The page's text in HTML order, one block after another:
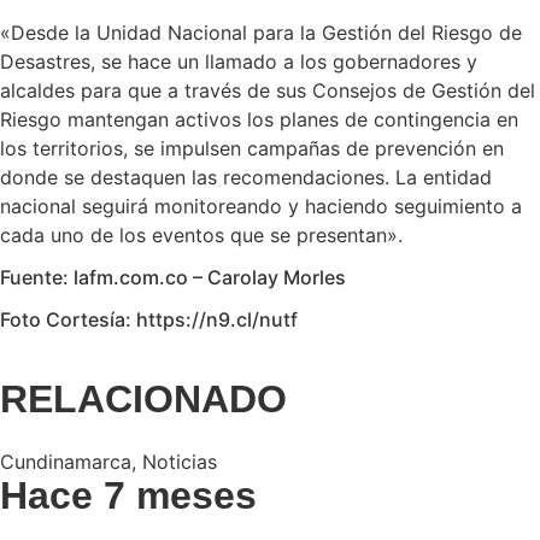
«Desde la Unidad Nacional para la Gestión del Riesgo de
Desastres, se hace un llamado a los gobernadores y
alcaldes para que a través de sus Consejos de Gestión del
Riesgo mantengan activos los planes de contingencia en
los territorios, se impulsen campañas de prevención en
donde se destaquen las recomendaciones. La entidad
nacional seguirá monitoreando y haciendo seguimiento a
cada uno de los eventos que se presentan».
Fuente: lafm.com.co – Carolay Morles
Foto Cortesía: https://n9.cl/nutf
RELACIONADO
Cundinamarca, Noticias
Hace 7 meses